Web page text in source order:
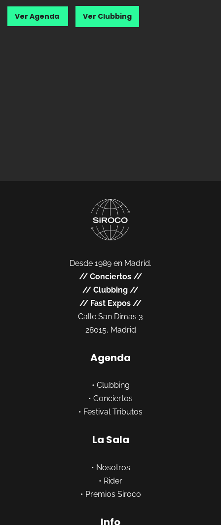
Ver Agenda Ver Clubbing
Desde 1989 en Madrid.
// Conciertos //
// Clubbing //
// Fast Expos //
Calle San Dimas 3
28015, Madrid
Agenda
• Clubbing
• Conciertos
• Festival Tributos
La Sala
• Nosotros
• Rider
• Premios Siroco
Info